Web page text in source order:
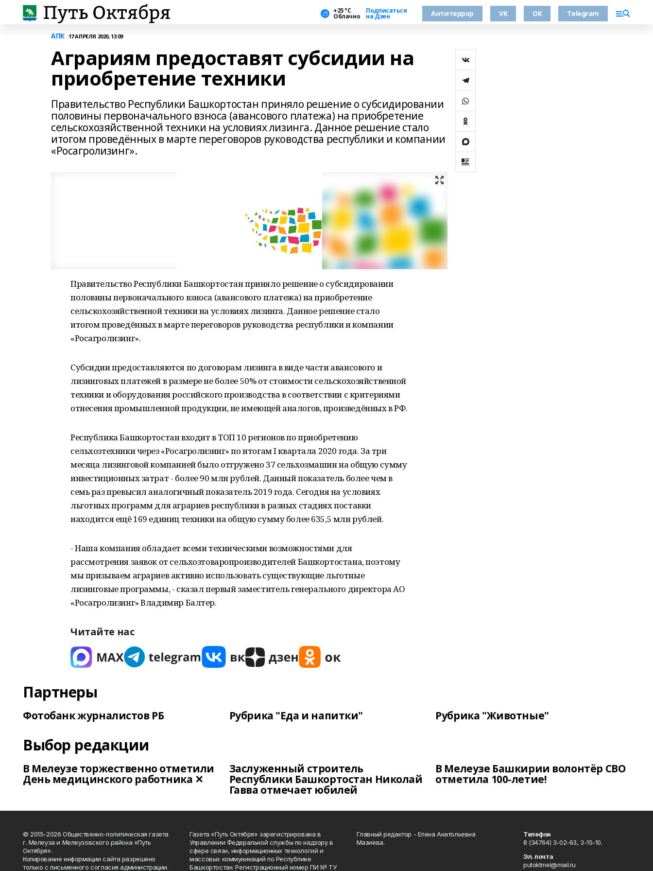
+25 °С
Облачно
Подписаться
на Дзен Антитеррор VK OK Telegram
АПК 17 АПРЕЛЯ 2020, 13:09
Аграриям предоставят субсидии на
приобретение техники
Правительство Республики Башкортостан приняло решение о субсидировании
половины первоначального взноса (авансового платежа) на приобретение
сельскохозяйственной техники на условиях лизинга. Данное решение стало
итогом проведённых в марте переговоров руководства республики и компании
«Росагролизинг».
Правительство Республики Башкортостан приняло решение о субсидировании
половины первоначального взноса (авансового платежа) на приобретение
сельскохозяйственной техники на условиях лизинга. Данное решение стало
итогом проведённых в марте переговоров руководства республики и компании
«Росагролизинг».
Субсидии предоставляются по договорам лизинга в виде части авансового и
лизинговых платежей в размере не более 50% от стоимости сельскохозяйственной
техники и оборудования российского производства в соответствии с критериями
отнесения промышленной продукции, не имеющей аналогов, произведённых в РФ.
Республика Башкортостан входит в ТОП 10 регионов по приобретению
сельхозтехники через «Росагролизинг» по итогам I квартала 2020 года. За три
месяца лизинговой компанией было отгружено 37 сельхозмашин на общую сумму
инвестиционных затрат - более 90 млн рублей. Данный показатель более чем в
семь раз превысил аналогичный показатель 2019 года. Сегодня на условиях
льготных программ для аграриев республики в разных стадиях поставки
находится ещё 169 единиц техники на общую сумму более 635,5 млн рублей.
- Наша компания обладает всеми техническими возможностями для
рассмотрения заявок от сельхозтоваропроизводителей Башкортостана, поэтому
мы призываем аграриев активно использовать существующие льготные
лизинговые программы, - сказал первый заместитель генерального директора АО
«Росагролизинг» Владимир Балтер.
Читайте нас
Партнеры
Фотобанк журналистов РБ Рубрика "Еда и напитки" Рубрика "Животные"
Выбор редакции
В Мелеузе торжественно отметили
День медицинского работника ✕
Заслуженный строитель
Республики Башкортостан Николай
Гавва отмечает юбилей
В Мелеузе Башкирии волонтёр СВО
отметила 100-летие!
© 2015-2026 Общественно-политическая газета
г. Мелеуза и Мелеузовского района «Путь
Октября».
Копирование информации сайта разрешено
только с письменного согласия администрации.
Газета «Путь Октября» зарегистрирована в
Управлении Федеральной службы по надзору в
сфере связи, информационных технологий и
массовых коммуникаций по Республике
Башкортостан. Регистрационный номер ПИ № ТУ
Главный редактор - Елена Анатольевна
Мазиева.
Телефон
8 (34764) 3-02-63, 3-15-10.
Эл. почта
putoktmel@mail.ru